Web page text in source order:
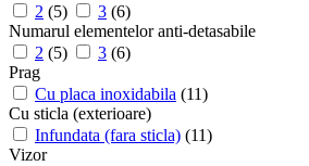
2 (5) 3 (6)
Numarul elementelor anti-detasabile
2 (5) 3 (6)
Prag
Cu placa inoxidabila (11)
Cu sticla (exterioare)
Infundata (fara sticla) (11)
Vizor